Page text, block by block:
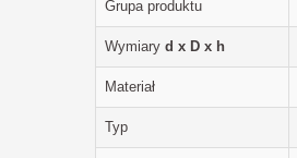
Grupa produktu
Wymiary d x D x h
Materiał
Typ